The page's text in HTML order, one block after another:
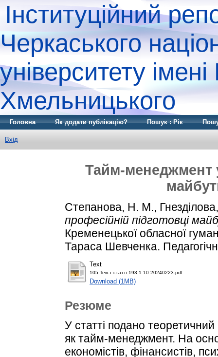
Інституційний
Черкаського
університету
Хмельницького
Головна Як додати публікацію? Пошук : Рік
Вхід
Тайм-менеджмент
Степанова, Н. М.,
професійній підготовці
Кременецької обласної
Тараса Шевченка.
Text
105-Текст статті-193-1-10-20240223.pdf
Download (1MB)
Резюме
У статті подано теоретичний
як тайм-менеджмент. На
економістів, фінансистів,